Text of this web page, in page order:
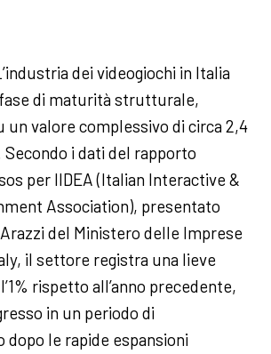
dei videogiochi in Italia
di maturità strutturale,
un valore complessivo di circa 2,4
i dati del rapporto
per IIDEA (Italian Interactive &
Association), presentato
del Ministero delle Imprese
il settore registra una lieve
rispetto all’anno precedente,
in un periodo di
dopo le rapide espansioni